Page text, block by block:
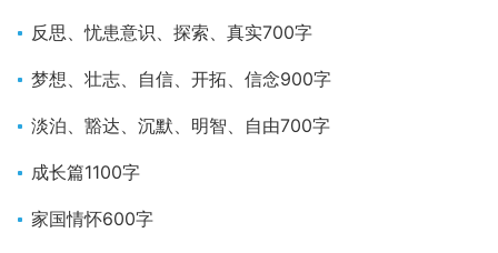
反思、忧患意识、探索、真实700字
梦想、壮志、自信、开拓、信念900字
淡泊、豁达、沉默、明智、自由700字
成长篇1100字
家国情怀600字